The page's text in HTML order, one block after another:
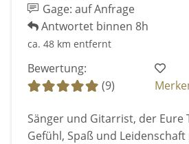
Gage: auf Anfrage
Antwortet binnen 8h
ca. 48 km entfernt
Bewertung:
(9)
Sänger und Gitarrist, der Eure
Gefühl, Spaß und